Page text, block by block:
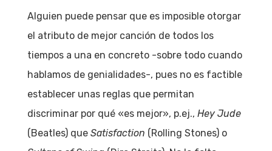
Alguien puede pensar que es imposible otorgar
el atributo de mejor canción de todos los
tiempos a una en concreto -sobre todo cuando
hablamos de genialidades-, pues no es factible
establecer unas reglas que permitan
discriminar por qué «es mejor», p.ej., Hey Jude
(Beatles) que Satisfaction (Rolling Stones) o